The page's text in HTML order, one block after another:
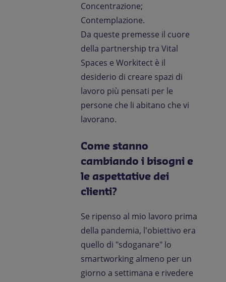
Concentrazione;
Contemplazione.
Da queste premesse il cuore
della partnership tra Vital
Spaces e Workitect è il
desiderio di creare spazi di
lavoro più pensati per le
persone che li abitano che vi
lavorano.
Come stanno
cambiando i bisogni e
le aspettative dei
clienti?
Se ripenso al mio lavoro prima
della pandemia, l'obiettivo era
quello di "sdoganare" lo
smartworking almeno per un
giorno a settimana e rivedere